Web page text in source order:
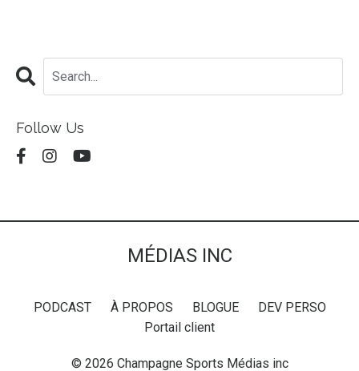
Follow Us
MÉDIAS INC
PODCAST À PROPOS BLOGUE
DEV PERSO
Portail client
© 2026 Champagne Sports Médias inc